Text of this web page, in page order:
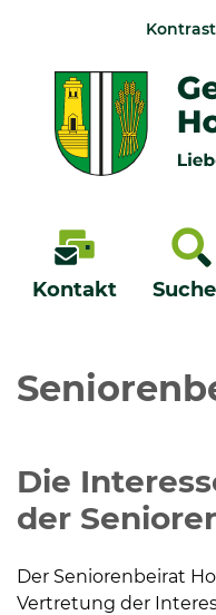
Kontrast
Kontakt
Neuigkeiten
Die
der
Der Seniorenbeirat
Vertretung der